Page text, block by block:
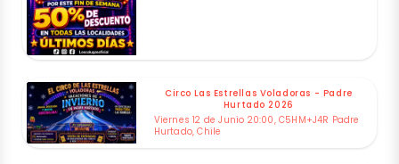
Circo Las Estrellas Voladoras - Padre
Hurtado 2026
Viernes 12 de Junio 20:00, C5HM+J4R Padre
Hurtado, Chile